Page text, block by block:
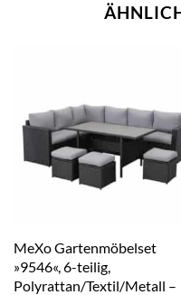
MeXo Gartenmöbelset
»9546«, 6-teilig,
Polyrattan/Textil/Metall –